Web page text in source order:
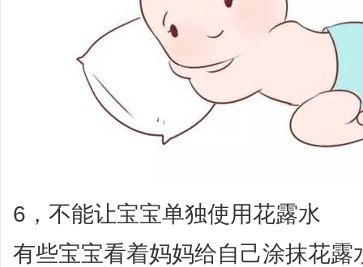
6，不能让宝宝单独使用花露水
有些宝宝看着妈妈给自己涂抹花